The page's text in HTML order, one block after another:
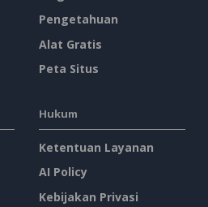
Pengetahuan
Alat Gratis
Peta Situs
Hukum
Ketentuan Layanan
AI Policy
Kebijakan Privasi